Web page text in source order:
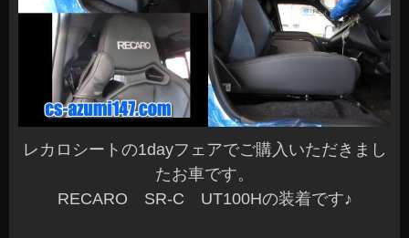
レカロシートの1dayフェアでご購入いただきまし
たお車です。
RECARO SR-C UT100Hの装着です♪